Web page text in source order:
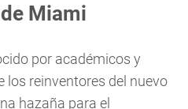
Miami
por académicos y
los reinventores del nuevo
hazaña para el